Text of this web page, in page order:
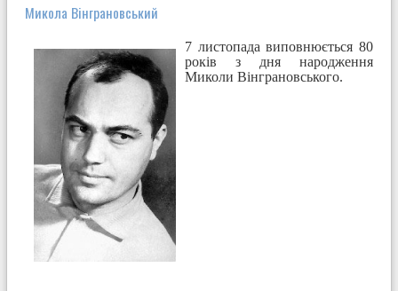
Микола Вінграновський
7 листопада виповнюється 80
років з дня народження
Миколи Вінграновського.